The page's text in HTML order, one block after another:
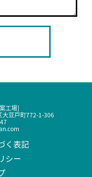
工場]
大豆戸町772-1-306
く表記
シー